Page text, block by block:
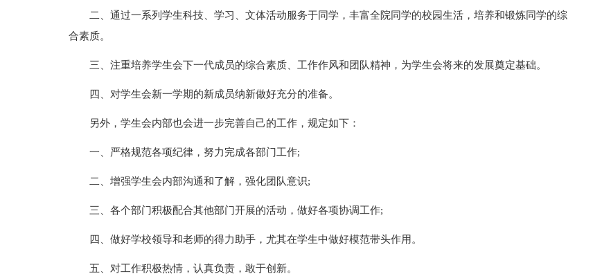
二、通过一系列学生科技、学习、文体活动服务于同学，丰富全院同学的校园生活，培养和锻炼同学的综
合素质。
三、注重培养学生会下一代成员的综合素质、工作作风和团队精神，为学生会将来的发展奠定基础。
四、对学生会新一学期的新成员纳新做好充分的准备。
另外，学生会内部也会进一步完善自己的工作，规定如下：
一、严格规范各项纪律，努力完成各部门工作;
二、增强学生会内部沟通和了解，强化团队意识;
三、各个部门积极配合其他部门开展的活动，做好各项协调工作;
四、做好学校领导和老师的得力助手，尤其在学生中做好模范带头作用。
五、对工作积极热情，认真负责，敢于创新。